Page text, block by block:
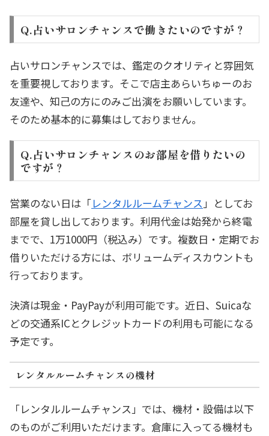
Q.占いサロンチャンスで働きたいのですが？
占いサロンチャンスでは、鑑定のクオリティと雰囲気
を重要視しております。そこで店主あらいちゅーのお
友達や、知己の方にのみご出演をお願いしています。
そのため基本的に募集はしておりません。
Q.占いサロンチャンスのお部屋を借りたいの
ですが？
営業のない日は「レンタルルームチャンス」としてお
部屋を貸し出しております。利用代金は始発から終電
までで、1万1000円（税込み）です。複数日・定期でお
借りいただける方には、ボリュームディスカウントも
行っております。
決済は現金・PayPayが利用可能です。近日、Suicaな
どの交通系ICとクレジットカードの利用も可能になる
予定です。
レンタルルームチャンスの機材
「レンタルルームチャンス」では、機材・設備は以下
のものがご利用いただけます。倉庫に入ってる機材も